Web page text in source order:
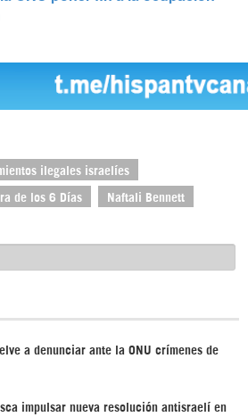
ilegales israelíes
de los 6 Días Naftali Bennett
a denunciar ante la ONU crímenes de
impulsar nueva resolución antisraelí en